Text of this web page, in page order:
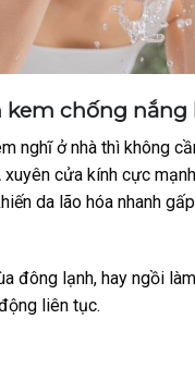
kem chống nắng
nghĩ ở nhà thì không
xuyên cửa kính cực
da lão hóa nhanh
đông lạnh, hay ngồi
liên tục.